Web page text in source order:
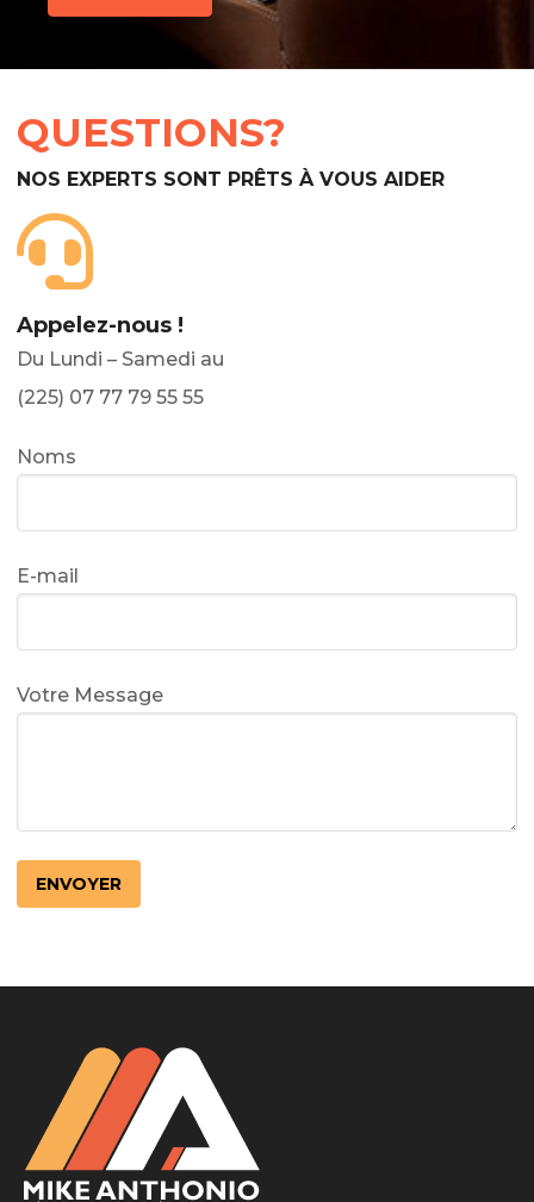
QUESTIONS?
NOS EXPERTS SONT PRÊTS À VOUS AIDER
Appelez-nous !
Du Lundi – Samedi au
(225) 07 77 79 55 55
Noms
E-mail
Votre Message
LotoMart
Бай Лото
escort barcelone
https://intimaties.net/es/category/woman-used-
used-panties-es/
eros houston
albanianescort